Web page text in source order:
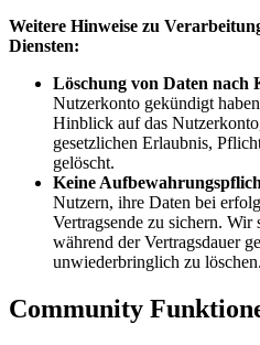
Weitere Hinweise zu
Diensten:
Löschung von Daten nach
Nutzerkonto gekündigt
Hinblick auf das
gesetzlichen Erlaubnis,
gelöscht.
Keine
Nutzern, ihre Daten bei
Vertragsende zu sichern. Wir
während der Vertragsdauer
unwiederbringlich zu löschen.
Community